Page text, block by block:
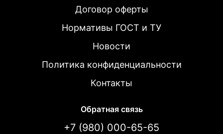
Договор оферты
Нормативы ГОСТ и ТУ
Новости
Политика конфиденциальности
Контакты
Обратная связь
+7 (980) 000-65-65